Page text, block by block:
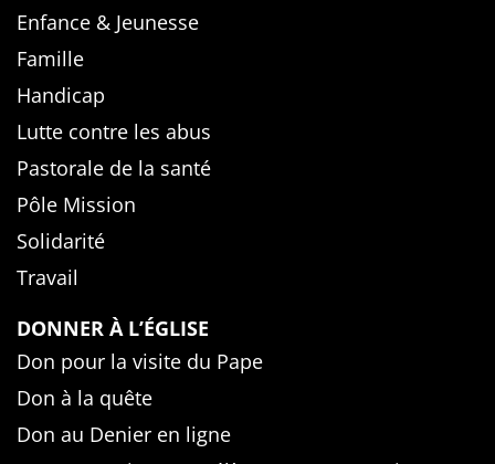
Enfance & Jeunesse
Famille
Handicap
Lutte contre les abus
Pastorale de la santé
Pôle Mission
Solidarité
Travail
DONNER À L’ÉGLISE
Don pour la visite du Pape
Don à la quête
Don au Denier en ligne